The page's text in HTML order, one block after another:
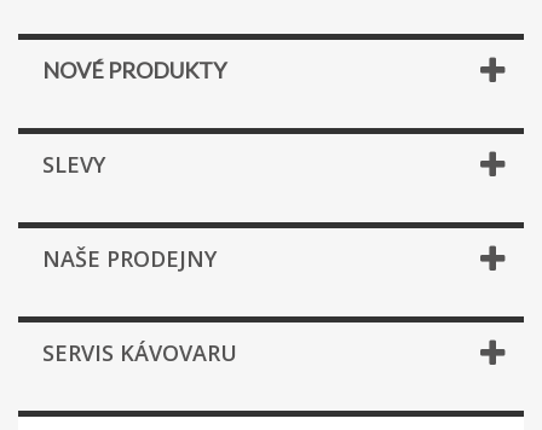
NOVÉ PRODUKTY
SLEVY
NAŠE PRODEJNY
SERVIS KÁVOVARU